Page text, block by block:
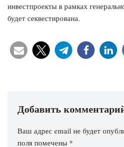
инвестпроекты в рамках
будет секвестирована.
Добавить
Ваш адрес email не будет
поля помечены *